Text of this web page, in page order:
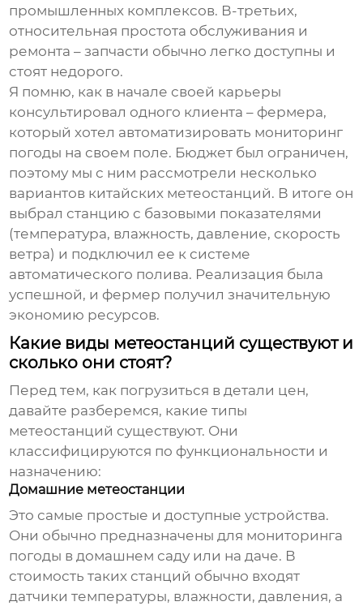
промышленных комплексов. В-третьих,
относительная простота обслуживания и
ремонта – запчасти обычно легко доступны и
стоят недорого.
Я помню, как в начале своей карьеры
консультировал одного клиента – фермера,
который хотел автоматизировать мониторинг
погоды на своем поле. Бюджет был ограничен,
поэтому мы с ним рассмотрели несколько
вариантов китайских метеостанций. В итоге он
выбрал станцию с базовыми показателями
(температура, влажность, давление, скорость
ветра) и подключил ее к системе
автоматического полива. Реализация была
успешной, и фермер получил значительную
экономию ресурсов.
Какие виды метеостанций существуют и
сколько они стоят?
Перед тем, как погрузиться в детали цен,
давайте разберемся, какие типы
метеостанций существуют. Они
классифицируются по функциональности и
назначению:
Домашние метеостанции
Это самые простые и доступные устройства.
Они обычно предназначены для мониторинга
погоды в домашнем саду или на даче. В
стоимость таких станций обычно входят
датчики температуры, влажности, давления, а